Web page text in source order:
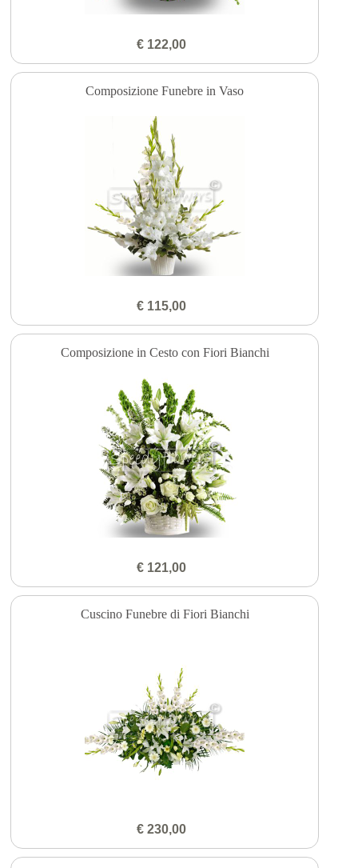
€ 122,00
Composizione Funebre in Vaso
€ 115,00
Composizione in Cesto con Fiori Bianchi
€ 121,00
Cuscino Funebre di Fiori Bianchi
€ 230,00